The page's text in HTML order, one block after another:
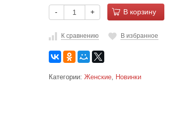
- + В корзину
К сравнению В избранное
Категории: Женские, Новинки